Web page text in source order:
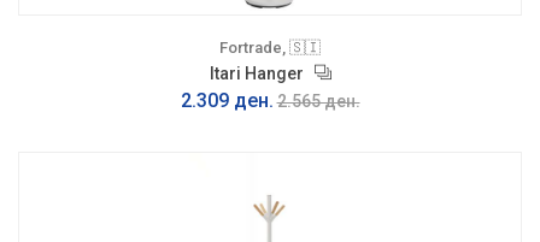
Fortrade, 🇸🇮
Itari Hanger
2.309 ден. 2.565 ден.